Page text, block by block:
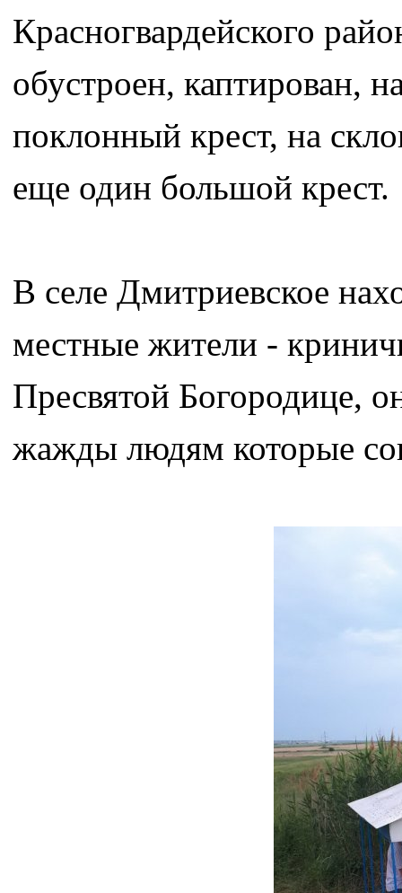
Красногвардейского
обустроен, каптирован,
поклонный крест, на
еще один большой крест.
В селе Дмитриевское
местные жители -
Пресвятой Богородице,
жажды людям которые